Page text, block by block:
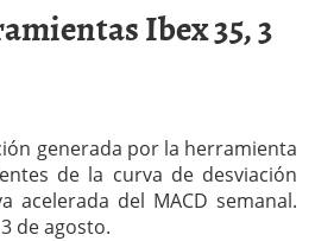
Ibex 35, 3
generada por la herramienta
de la curva de desviación
acelerada del MACD semanal.
de agosto.